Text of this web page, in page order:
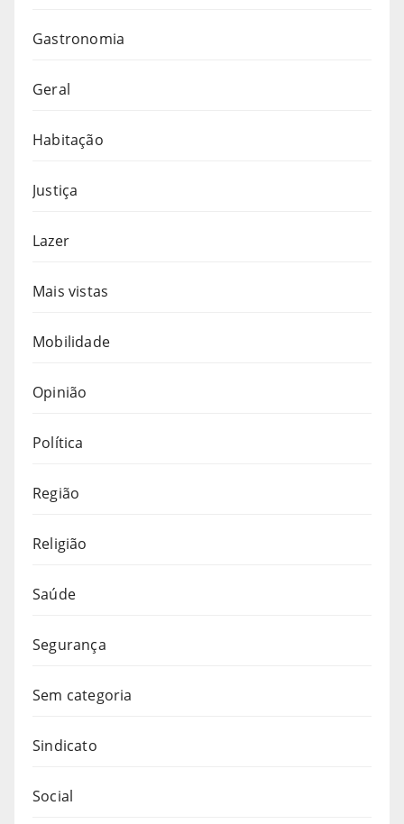
Gastronomia
Geral
Habitação
Justiça
Lazer
Mais vistas
Mobilidade
Opinião
Política
Região
Religião
Saúde
Segurança
Sem categoria
Sindicato
Social